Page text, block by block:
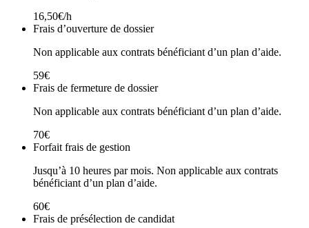
16,50€/h
Frais d’ouverture de dossier
Non applicable aux contrats bénéficiant d’un plan d’aide.
59€
Frais de fermeture de dossier
Non applicable aux contrats bénéficiant d’un plan d’aide.
70€
Forfait frais de gestion
Jusqu’à 10 heures par mois. Non applicable aux contrats
bénéficiant d’un plan d’aide.
60€
Frais de présélection de candidat